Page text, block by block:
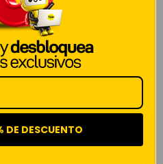
“Transformador +
Eléctrica”
no será publicada.
con*
DE DESCUENTO